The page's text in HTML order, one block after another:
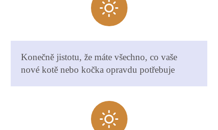
Konečně jistotu, že máte všechno, co vaše
nové kotě nebo kočka opravdu potřebuje